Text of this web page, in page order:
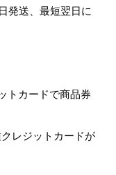
発送、最短翌日に
トカードで商品券
レジットカードが